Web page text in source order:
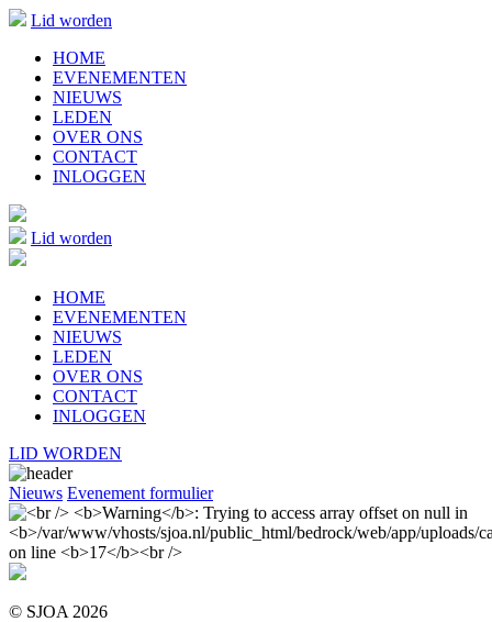
Lid worden
HOME
EVENEMENTEN
NIEUWS
LEDEN
OVER ONS
CONTACT
INLOGGEN
Lid worden
HOME
EVENEMENTEN
NIEUWS
LEDEN
OVER ONS
CONTACT
INLOGGEN
LID WORDEN
Nieuws Evenement formulier
© SJOA 2026